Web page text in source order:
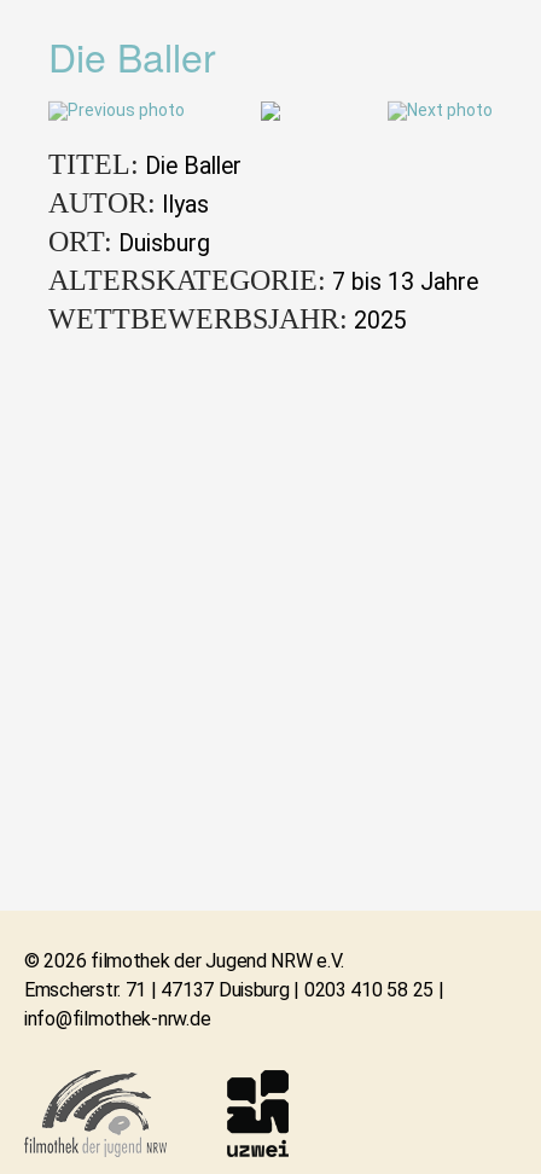
Die Baller
TITEL: Die Baller
AUTOR: Ilyas
ORT: Duisburg
ALTERSKATEGORIE: 7 bis 13 Jahre
WETTBEWERBSJAHR: 2025
© 2026 filmothek der Jugend NRW e.V.
Emscherstr. 71 | 47137 Duisburg | 0203 410 58 25 |
info@filmothek-nrw.de